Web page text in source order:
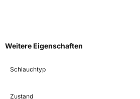
Weitere Eigenschaften
Schlauchtyp
Zustand